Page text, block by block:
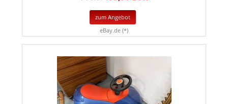
zum Angebot
eBay.de (*)